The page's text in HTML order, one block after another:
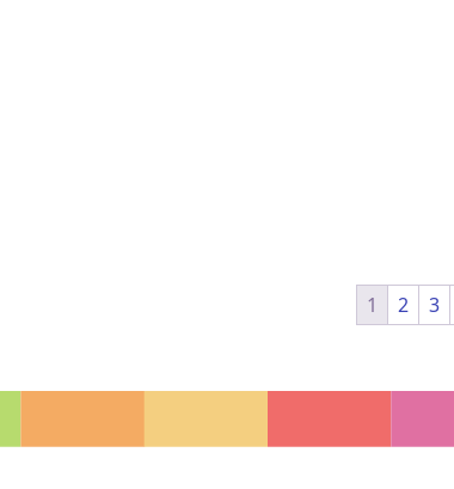
1 2 3